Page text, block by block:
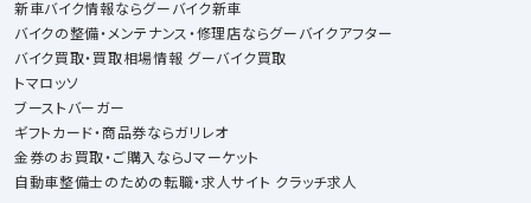
新車バイク情報ならグーバイク新車
バイクの整備・メンテナンス・修理店ならグーバイクアフター
バイク買取・買取相場情報 グーバイク買取
トマロッソ
ブーストバーガー
ギフトカード・商品券ならガリレオ
金券のお買取・ご購入ならJマーケット
自動車整備士のための転職・求人サイト クラッチ求人